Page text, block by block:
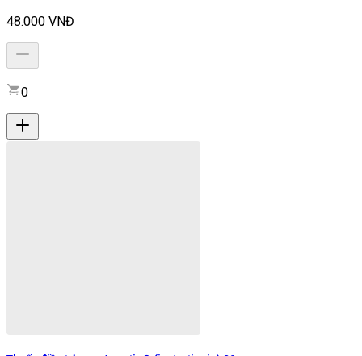
48.000 VNĐ
0